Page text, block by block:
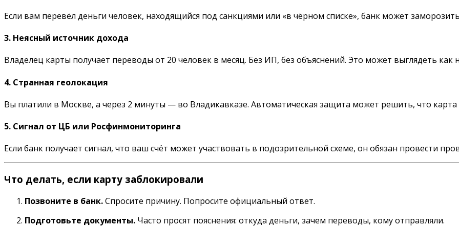
Если вам перевёл деньги человек, находящийся под санкциями или «в чёрном списке», банк может
3. Неясный источник дохода
Владелец карты получает переводы от 20 человек в месяц. Без ИП, без объяснений. Это может выглядеть
4. Странная геолокация
Вы платили в Москве, а через 2 минуты — во Владикавказе. Автоматическая защита может решить, что
5. Сигнал от ЦБ или Росфинмониторинга
Если банк получает сигнал, что ваш счёт может участвовать в подозрительной схеме, он обязан провести
Что делать, если карту заблокировали
Позвоните в банк.Спросите причину. Попросите официальный ответ.
Подготовьте документы. Часто просят пояснения: откуда деньги, зачем переводы, кому отправляли.